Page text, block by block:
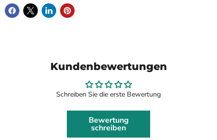
Kundenbewertungen
Schreiben Sie die erste Bewertung
Bewertung
schreiben